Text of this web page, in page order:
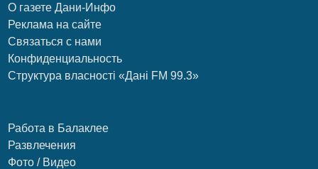
О газете Дани-Инфо
Реклама на сайте
Связаться с нами
Конфиденциальность
Структура власності «Дані FM 99.3»
Работа в Балаклее
Развлечения
Фото / Видео